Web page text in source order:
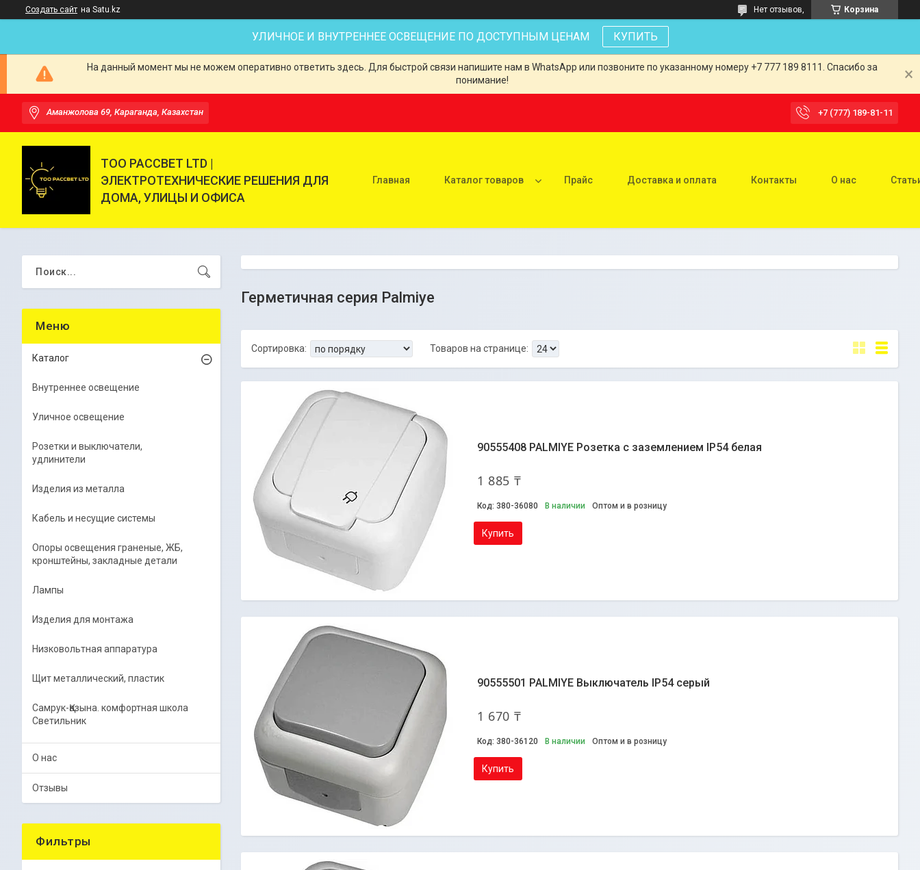
Создать сайт на Satu.kz Корзина
Нет отзывов,
УЛИЧНОЕ И ВНУТРЕННЕЕ ОСВЕЩЕНИЕ ПО ДОСТУПНЫМ ЦЕНАМ КУПИТЬ
На данный момент мы не можем оперативно ответить здесь. Для быстрой связи напишите нам в WhatsApp или позвоните по указанному номеру +7 777 189 8111. Спасибо за
понимание!
Аманжолова 69, Караганда, Казахстан +7 (777) 189-81-11
ТОО РАССВЕТ LTD |
ЭЛЕКТРОТЕХНИЧЕСКИЕ РЕШЕНИЯ ДЛЯ
ДОМА, УЛИЦЫ И ОФИСА
Главная Каталог товаров Прайс Доставка и оплата Контакты О нас
Герметичная серия Palmiye
90555408 PALMIYE Розетка с заземлением IP54 белая
1 885 ₸
380-36080 В наличии Оптом и в розницу
Купить
90555501 PALMIYE Выключатель IP54 серый
1 670 ₸
380-36120 В наличии Оптом и в розницу
Купить
Каталог
Внутреннее освещение
Уличное освещение
Розетки и выключатели,
удлинители
Изделия из металла
Кабель и несущие системы
Опоры освещения граненые, ЖБ,
кронштейны, закладные детали
Лампы
Изделия для монтажа
Низковольтная аппаратура
Щит металлический, пластик
Самрук-Қазына. комфортная школа
Светильник
О нас
Отзывы
Фильтры